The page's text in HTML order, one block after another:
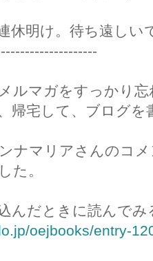
休明け。待ち遠しい
ルマガをすっかり
帰宅して、ブログ
ナマリアさんのコ
た。
んだときに読んで
oejbooks/entry-